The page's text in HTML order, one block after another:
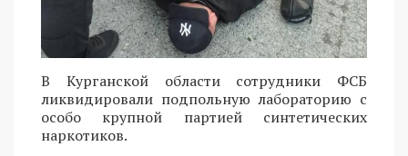
В Курганской области сотрудники ФСБ
ликвидировали подпольную лабораторию с
особо крупной партией синтетических
наркотиков.